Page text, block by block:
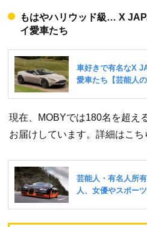
もはやハリウッド級… X
イ愛車たち
現在、MOBYでは180名を超え
お届けしています。詳細はこち